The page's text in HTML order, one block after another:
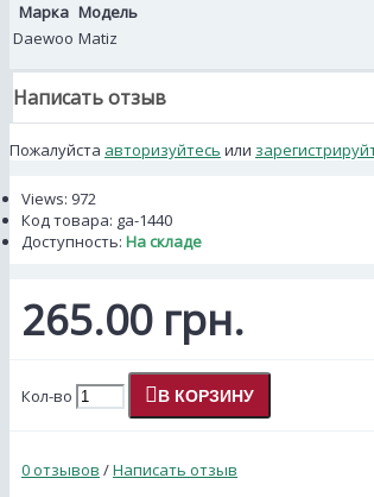
Марка Модель
Daewoo Matiz
Написать отзыв
Пожалуйста авторизуйтесь или
Views: 972
Код товара: ga-1440
Доступность: На складе
265.00 грн.
Кол-во В КОРЗИНУ
0 отзывов /Написать отзыв